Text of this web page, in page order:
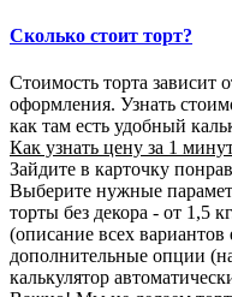
Сколько стоит торт?
Стоимость торта зависит
оформления. Узнать
как там есть удобный
Как узнать цену за 1
Зайдите в карточку
Выберите нужные
торты без декора - от 1,5
(описание всех вариантов
дополнительные опции
калькулятор